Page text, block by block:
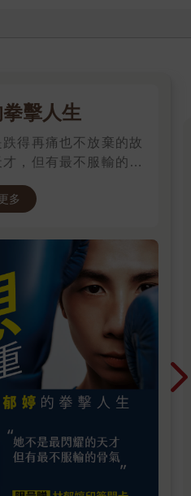
擊人生
得再痛也不放棄的故
，但有最不服輸的骨
多